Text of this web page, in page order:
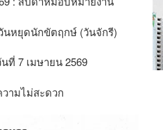
นหยุดนักขัตฤกษ์ (วันจักรี)
ที่ 7 เมษายน 2569
ามไม่สะดวก